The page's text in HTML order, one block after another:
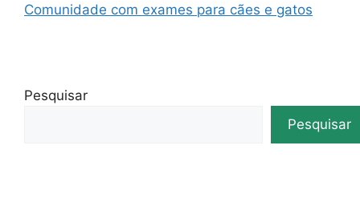
Comunidade com exames para cães e gatos
Pesquisar
Pesquisar